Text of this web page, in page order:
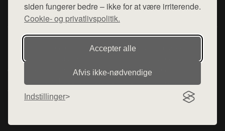
siden fungerer bedre – ikke for at være irriterende.
Cookie- og privatlivspolitik.
Accepter alle
Afvis ikke‑nødvendige
Indstillinger
Denne side er en del af want.dk, der udgiver en række
hjemmesider med præsentation af forskellige produkter fra
diverse webshops. Der sælges ikke varer fra denne side - vi
henviser til de shops, som sælger varen. Vi har heller ikke
varerne på lager.